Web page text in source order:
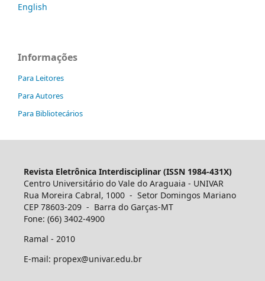
English
Informações
Para Leitores
Para Autores
Para Bibliotecários
Revista Eletrônica Interdisciplinar (ISSN 1984-431X)
Centro Universitário do Vale do Araguaia - UNIVAR
Rua Moreira Cabral, 1000 - Setor Domingos Mariano
CEP 78603-209 - Barra do Garças-MT
Fone: (66) 3402-4900
Ramal - 2010
E-mail: propex@univar.edu.br